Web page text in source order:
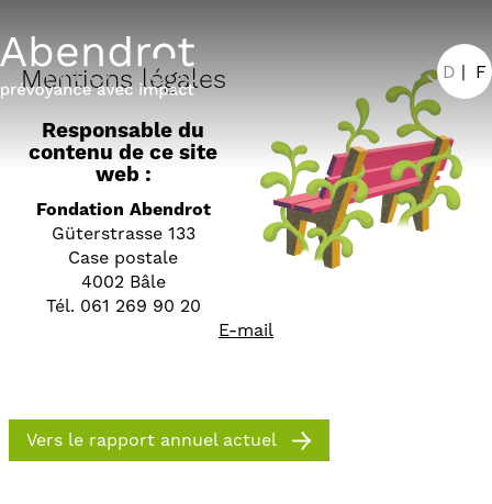
D F
Mentions légales
Mentions légales
Responsable du
contenu de ce site
web :
Fondation Abendrot
Güterstrasse 133
Case postale
4002 Bâle
Tél. 061 269 90 20
E-mail
Vers le rapport annuel actuel